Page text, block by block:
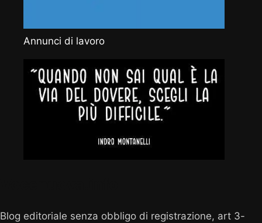
Annunci di lavoro
Blog editoriale senza obbligo di registrazione, art 3-